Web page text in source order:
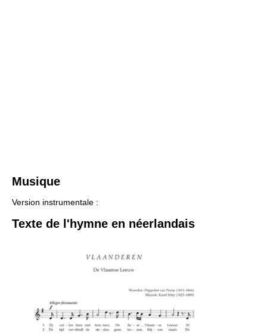
Musique
Version instrumentale :
Texte de l'hymne en néerlandais